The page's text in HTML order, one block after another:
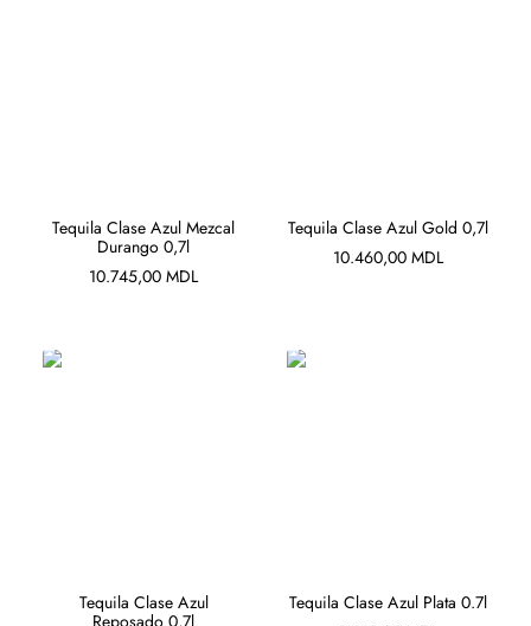
ADAUGĂ ÎN COȘ
Tequila Clase Azul Mezcal
Durango 0,7l
10.745,00 MDL
ADAUGĂ ÎN COȘ
Tequila Clase Azul Gold 0,7l
10.460,00 MDL
ADAUGĂ ÎN COȘ
Tequila Clase Azul
Reposado 0,7l
ADAUGĂ ÎN COȘ
Tequila Clase Azul Plata 0.7l